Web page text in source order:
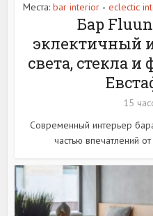
Места: bar interior • eclectic
Бар
эклектичный
света, стекла
15
Современный интерьер
частью впечатлений